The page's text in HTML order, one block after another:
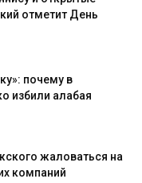
отметит День
почему в
избили алабая
жаловаться на
компаний